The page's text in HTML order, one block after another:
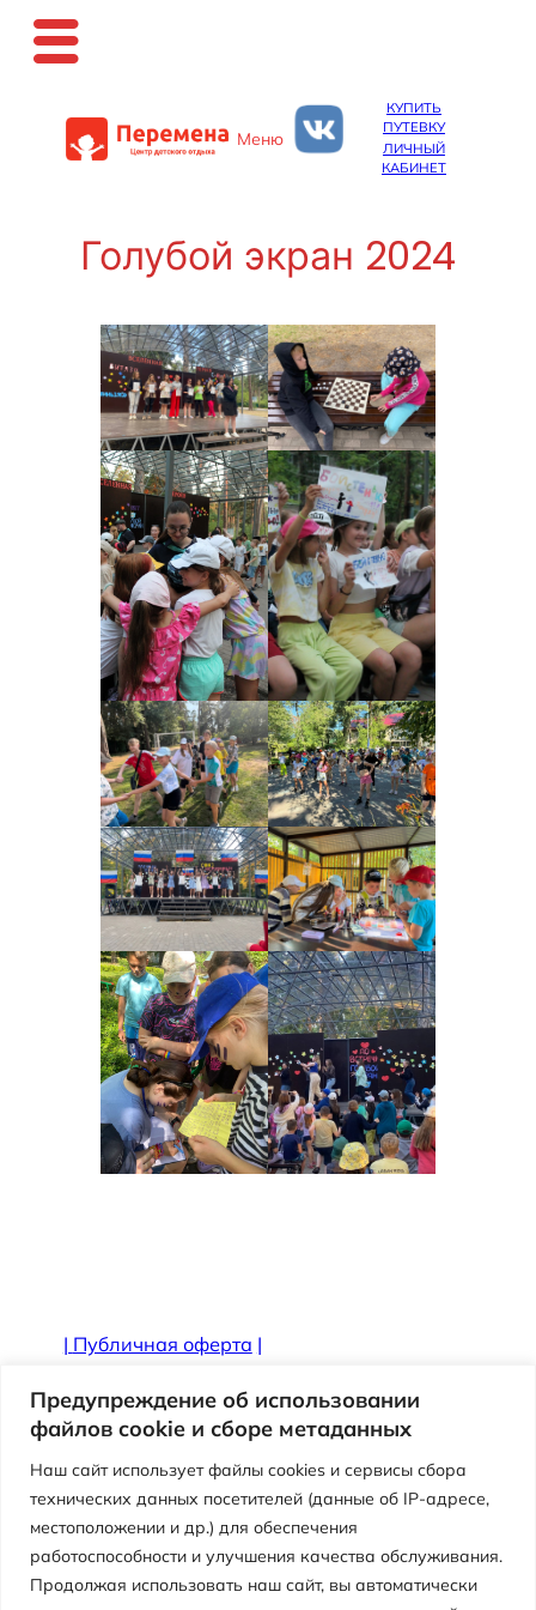
Предупреждение об использовании
файлов cookie и сборе метаданных
Наш сайт использует файлы cookies и сервисы сбора
технических данных посетителей (данные об IP-адресе,
местоположении и др.) для обеспечения
работоспособности и улучшения качества обслуживания.
Продолжая использовать наш сайт, вы автоматически
к
содержимому
Меню
КУПИТЬ
ПУТЕВКУ
ЛИЧНЫЙ
КАБИНЕТ
Голубой экран 2024
| Публичная оферта |
Противодействие коррупции